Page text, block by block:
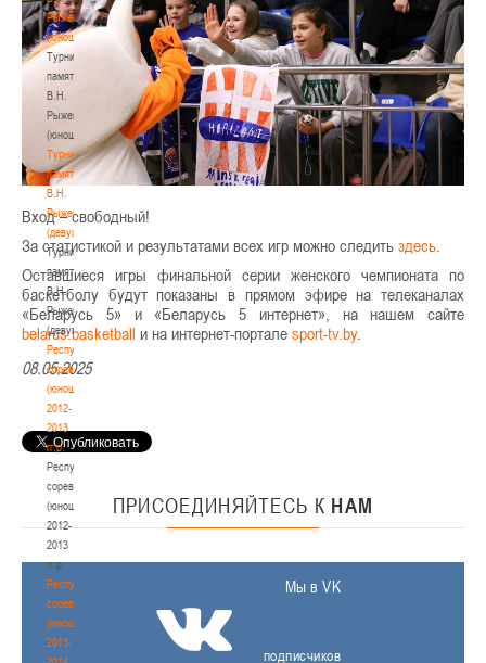
Рыженкова
(юноши)
Турнир
памяти
В.Н.
Рыженкова
(юноши)
Турнир
памяти
В.Н.
Рыженкова
(девушки)
Турнир
памяти
В.Н.
Рыженкова
(девушки)
Республиканские
соревнования
(юноши)
2012-
2013
гг.р.
Республиканские
соревнования
(юноши)
2012-
2013
гг.р.
Республиканские
соревнования
(юноши)
2013-
Вход – свободный!
За статистикой и результатами всех игр можно следить здесь
Оставшиеся игры финальной серии женского чемпионата по
баскетболу будут показаны в прямом эфире на телеканалах
«Беларусь 5» и «Беларусь 5 интернет», на нашем сайте
belarus.basketball и на интернет-портале sport-tv.by.
08.05.2025
ПРИСОЕДИНЯЙТЕСЬ К НАМ
Мы в VK
подписчиков